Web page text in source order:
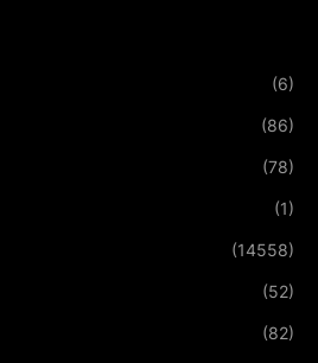
(6)
(86)
(78)
(1)
(14558)
(52)
(82)